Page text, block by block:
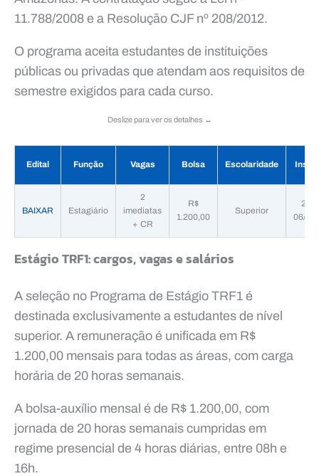
11.788/2008 e a Resolução CJF nº 208/2012.
O programa aceita estudantes de instituições
públicas ou privadas que atendam aos requisitos de
semestre exigidos para cada curso.
Deslize para ver os detalhes ↔️
Edital Função Vagas Bolsa Escolaridade
BAIXAR Estagiário
2
imediatas
+ CR
R$
1.200,00
Superior
22/
06/
Estágio TRF1: cargos, vagas e salários
A seleção no Programa de Estágio TRF1 é
destinada exclusivamente a estudantes de nível
superior. A remuneração é unificada em R$
1.200,00 mensais para todas as áreas, com carga
horária de 20 horas semanais.
A bolsa-auxílio mensal é de R$ 1.200,00, com
jornada de 20 horas semanais cumpridas em
regime presencial de 4 horas diárias, entre 08h e
16h.